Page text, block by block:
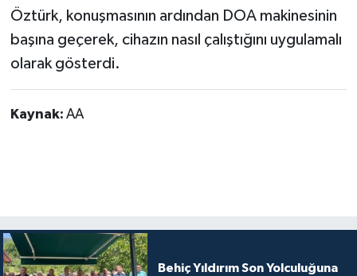
Öztürk, konuşmasının ardından DOA makinesinin
başına geçerek, cihazın nasıl çalıştığını uygulamalı
olarak gösterdi.
Kaynak: AA
Behiç Yıldırım Son Yolculuğuna